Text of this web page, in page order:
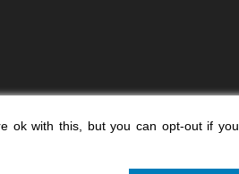
ok with this, but you can opt-out if you